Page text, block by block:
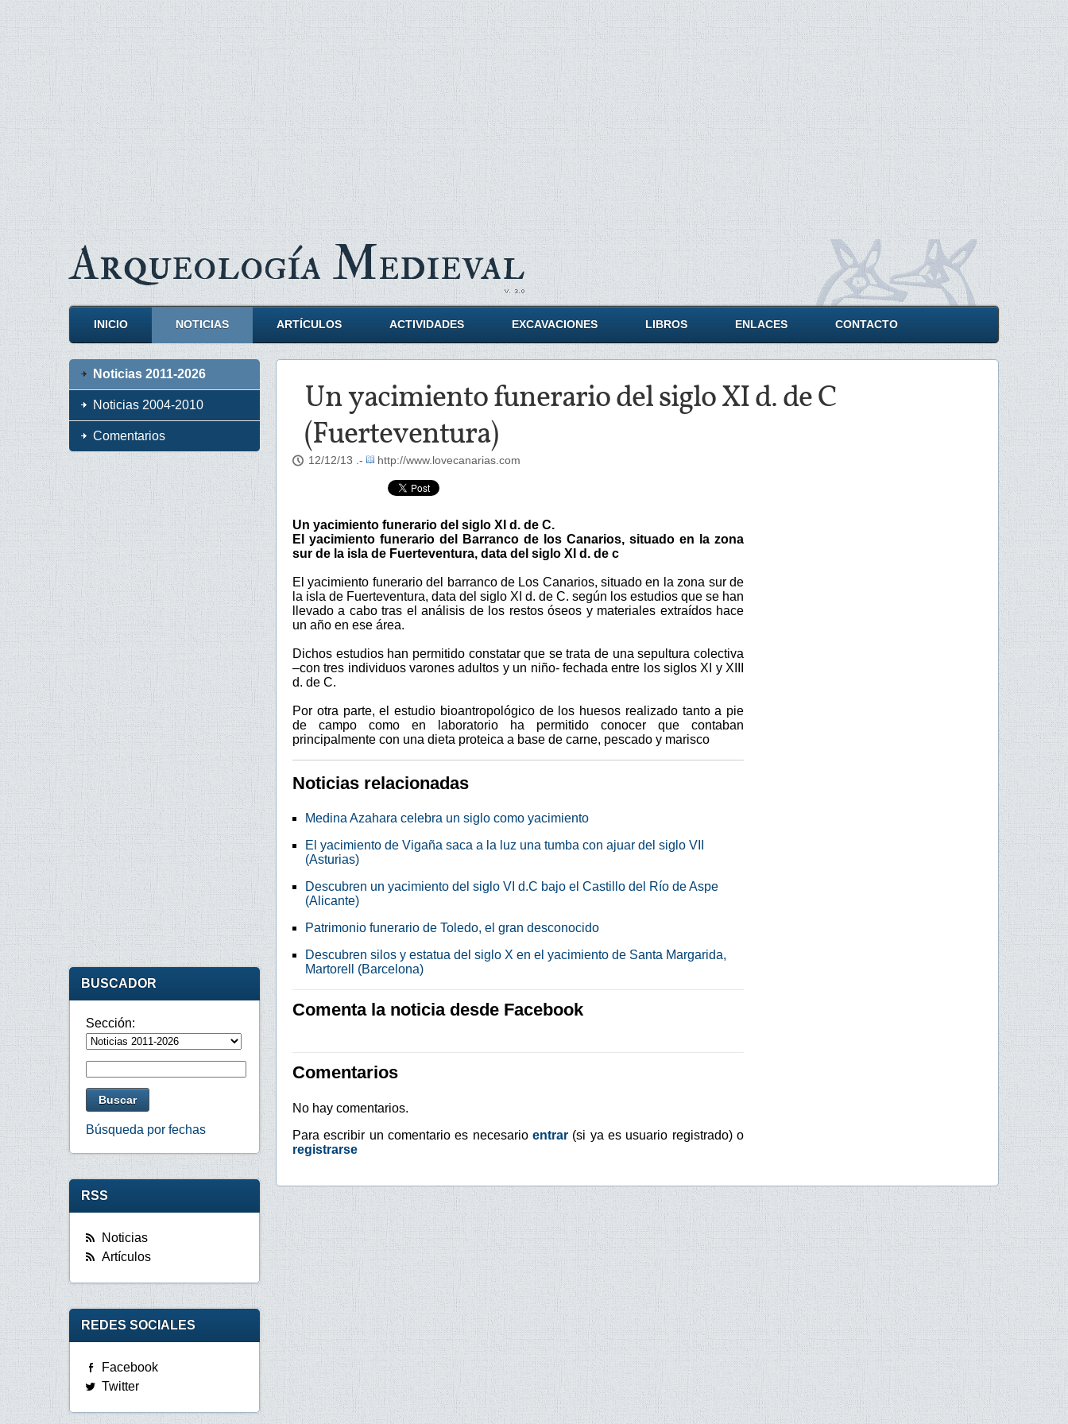
ArqueologíaMedieval
INICIO NOTICIAS ARTÍCULOS ACTIVIDADES EXCAVACIONES LIBROS ENLACES CONTACTO
Un yacimiento funerario del siglo XI d. de C
(Fuerteventura)
12/12/13 .- http://www.lovecanarias.com
Un yacimiento funerario del siglo XI d. de C.
El yacimiento funerario del Barranco de los Canarios, situado en la zona
sur de la isla de Fuerteventura, data del siglo XI d. de c
El yacimiento funerario del barranco de Los Canarios, situado en la zona sur de
la isla de Fuerteventura, data del siglo XI d. de C. según los estudios que se han
llevado a cabo tras el análisis de los restos óseos y materiales extraídos hace
un año en ese área.
Dichos estudios han permitido constatar que se trata de una sepultura colectiva
–con tres individuos varones adultos y un niño- fechada entre los siglos XI y XIII
d. de C.
Por otra parte, el estudio bioantropológico de los huesos realizado tanto a pie
de campo como en laboratorio ha permitido conocer que contaban
principalmente con una dieta proteica a base de carne, pescado y marisco
Noticias relacionadas
Medina Azahara celebra un siglo como yacimiento
El yacimiento de Vigaña saca a la luz una tumba con ajuar del siglo VII
(Asturias)
Descubren un yacimiento del siglo VI d.C bajo el Castillo del Río de Aspe
(Alicante)
Patrimonio funerario de Toledo, el gran desconocido
Descubren silos y estatua del siglo X en el yacimiento de Santa Margarida,
Martorell (Barcelona)
Comenta la noticia desde Facebook
Comentarios
No hay comentarios.
Para escribir un comentario es necesario entrar (si ya es usuario registrado) o
registrarse
Noticias 2011-2026
Noticias 2004-2010
Comentarios
BUSCADOR
Sección:
Búsqueda por fechas
RSS
Noticias
Artículos
REDES SOCIALES
Facebook
Twitter